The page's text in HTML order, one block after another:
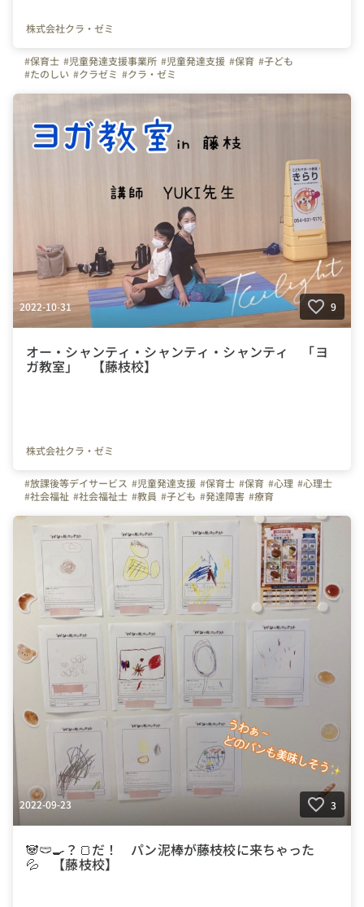
株式会社クラ・ゼミ
#保育士 #児童発達支援事業所 #児童発達支援 #保育 #子ども
#たのしい #クラゼミ #クラ・ゼミ
2022-10-31 9
オー・シャンティ・シャンティ・シャンティ 「ヨ
ガ教室」 【藤枝校】
株式会社クラ・ゼミ
#放課後等デイサービス #児童発達支援 #保育士 #保育 #心理 #心理士
#社会福祉 #社会福祉士 #教員 #子ども #発達障害 #療育
2022-09-23 3
🐼🩲🍳？🍞だ！ パン泥棒が藤枝校に来ちゃった
💦 【藤枝校】